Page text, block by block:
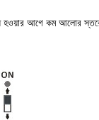
হওয়ার আগে কম আলোর